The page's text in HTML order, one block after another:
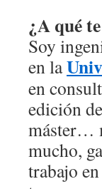
¿A qué
Soy
en la
en
edición
máster…
mucho,
trabajo